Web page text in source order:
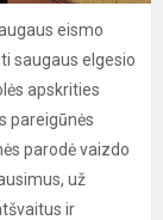
eismo
saugaus elgesio
apskrities
pareigūnės
parodė vaizdo
už
ir